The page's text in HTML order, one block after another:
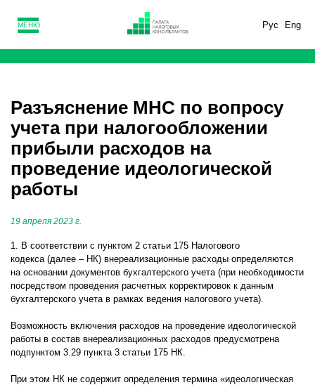
Рус Eng
МЕНЮ
Разъяснение МНС по вопросу
учета при налогообложении
прибыли расходов на
проведение идеологической
работы
19 апреля 2023 г.
1. В соответствии с пунктом 2 статьи 175 Налогового
кодекса (далее – НК) внереализационные расходы определяются
на основании документов бухгалтерского учета (при необходимости
посредством проведения расчетных корректировок к данным
бухгалтерского учета в рамках ведения налогового учета).
Возможность включения расходов на проведение идеологической
работы в состав внереализационных расходов предусмотрена
подпунктом 3.29 пункта 3 статьи 175 НК.
При этом НК не содержит определения термина «идеологическая